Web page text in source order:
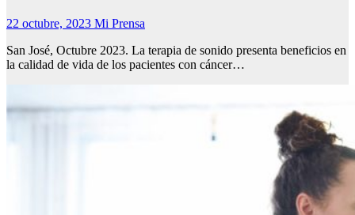
22 octubre, 2023 Mi Prensa
San José, Octubre 2023. La terapia de sonido presenta beneficios en
la calidad de vida de los pacientes con cáncer…